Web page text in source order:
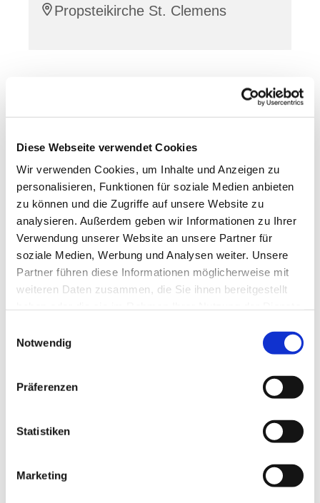
Diese Webseite verwendet Cookies
Wir verwenden Cookies, um Inhalte und Anzeigen zu
personalisieren, Funktionen für soziale Medien anbieten
zu können und die Zugriffe auf unsere Website zu
analysieren. Außerdem geben wir Informationen zu Ihrer
Verwendung unserer Website an unsere Partner für
soziale Medien, Werbung und Analysen weiter. Unsere
Partner führen diese Informationen möglicherweise mit
weiteren Daten zusammen, die Sie ihnen bereitgestellt
Notwendig
Präferenzen
Statistiken
Marketing
Propsteikirche St. Clemens
interessieren